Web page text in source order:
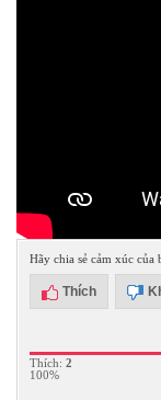
Hãy chia sẻ cảm xúc của
Thích
Thích: 2
100%